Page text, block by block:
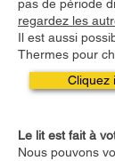
pas de période
regardez les
Il est aussi
Thermes pour
Cliquez
Le lit est fait à
Nous pouvons